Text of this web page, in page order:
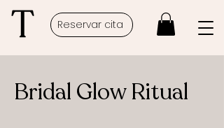
Reservar cita
Bridal Glow Ritual